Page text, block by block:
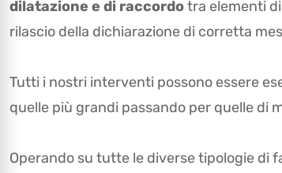
dilatazione e di raccordotra elementi
rilascio della dichiarazione di corretta
Tutti i nostri interventi possono essere
quelle più grandi passando per quelle di
Operando su tutte le diverse tipologie di